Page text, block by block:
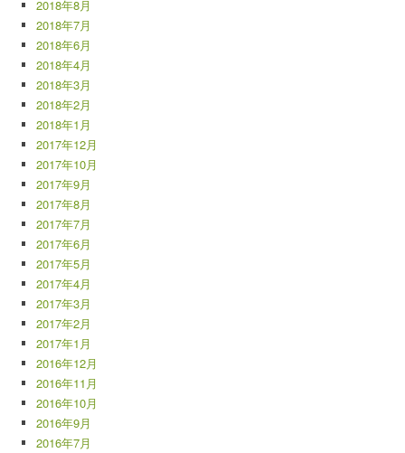
2018年8月
2018年7月
2018年6月
2018年4月
2018年3月
2018年2月
2018年1月
2017年12月
2017年10月
2017年9月
2017年8月
2017年7月
2017年6月
2017年5月
2017年4月
2017年3月
2017年2月
2017年1月
2016年12月
2016年11月
2016年10月
2016年9月
2016年7月